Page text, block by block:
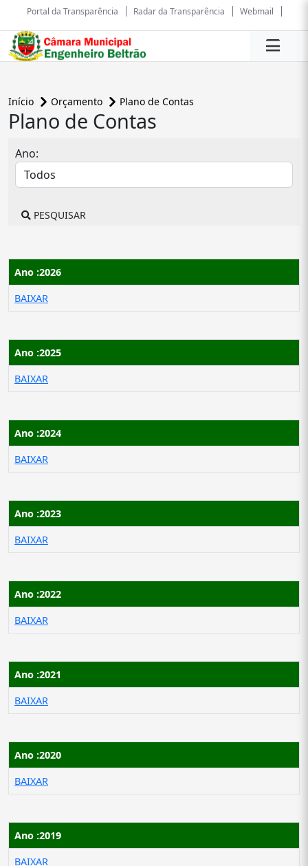
Portal da Transparência Radar da Transparência Webmail
Início Orçamento Plano de Contas
Plano de Contas
Ano:
PESQUISAR
Ano :2026
BAIXAR
Ano :2025
BAIXAR
Ano :2024
BAIXAR
Ano :2023
BAIXAR
Ano :2022
BAIXAR
Ano :2021
BAIXAR
Ano :2020
BAIXAR
Ano :2019
BAIXAR